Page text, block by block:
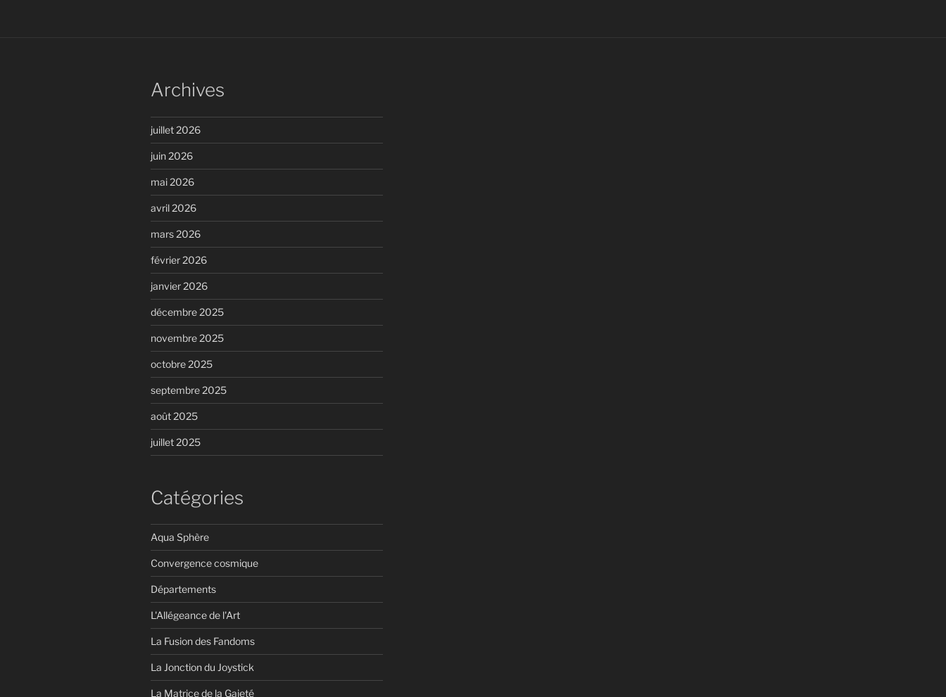
Archives
juillet 2026
juin 2026
mai 2026
avril 2026
mars 2026
février 2026
janvier 2026
décembre 2025
novembre 2025
octobre 2025
septembre 2025
août 2025
juillet 2025
Catégories
Aqua Sphère
Convergence cosmique
Départements
L'Allégeance de l'Art
La Fusion des Fandoms
La Jonction du Joystick
La Matrice de la Gaieté